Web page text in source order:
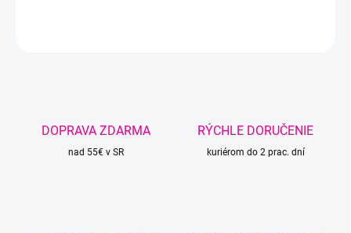
DOPRAVA ZDARMA
nad 55€ v SR
RÝCHLE DORUČENIE
kuriérom do 2 prac. dní